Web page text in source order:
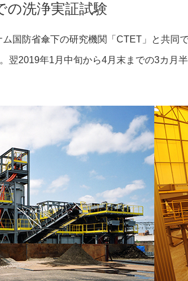
の洗浄実証試験
国防省傘下の研究機関「CTET」と共同
翌2019年1月中旬から4月末までの3カ月